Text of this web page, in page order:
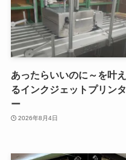
あったらいいのに～を叶え
るインクジェットプリンタ
ー
2026年8月4日